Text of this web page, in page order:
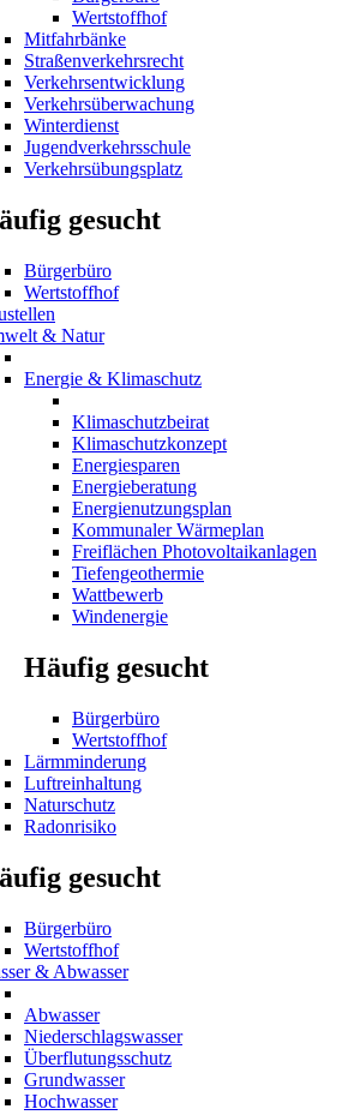
Wertstoffhof
Mitfahrbänke
Straßenverkehrsrecht
Verkehrsentwicklung
Verkehrsüberwachung
Winterdienst
Jugendverkehrsschule
Verkehrsübungsplatz
gesucht
Bürgerbüro
Wertstoffhof
& Natur
Energie & Klimaschutz
Klimaschutzbeirat
Klimaschutzkonzept
Energiesparen
Energieberatung
Energienutzungsplan
Kommunaler Wärmeplan
Freiflächen Photovoltaikanlagen
Tiefengeothermie
Wattbewerb
Windenergie
Häufig gesucht
Bürgerbüro
Wertstoffhof
Lärmminderung
Luftreinhaltung
Naturschutz
Radonrisiko
gesucht
Bürgerbüro
Wertstoffhof
& Abwasser
Abwasser
Niederschlagswasser
Überflutungsschutz
Grundwasser
Hochwasser